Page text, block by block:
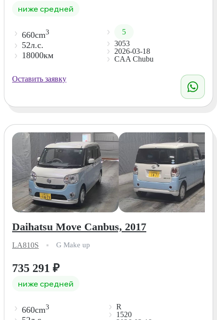
ниже средней
660cm3
52л.с.
18000км
5
3053
2026-03-18
CAA Chubu
Оставить заявку
Daihatsu Move Canbus, 2017
LA810S G Make up
735 291 ₽
ниже средней
660cm3
R
1520